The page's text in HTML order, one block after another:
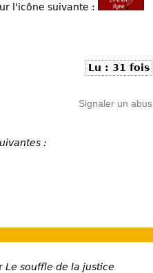
l'icône suivante :
Lu : 31 fois
Signaler un abus
:
Le souffle de la justice